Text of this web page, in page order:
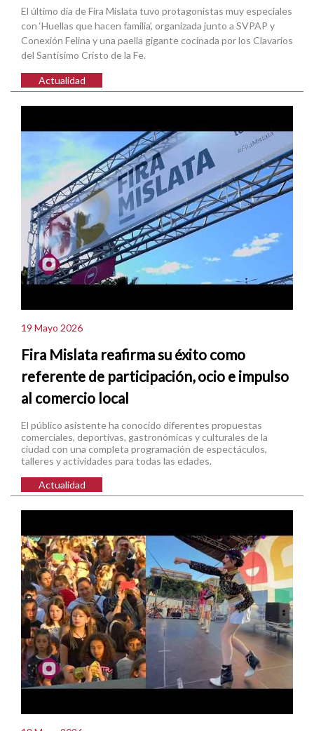
El último día de Fira Mislata tuvo protagonistas muy especiales
con ‘Huellas que hacen familia’, organizada junto a SVPAP y
Conexión Felina y una paella gigante cocinada por los Clavarios
del Santísimo Cristo de la Fe.
Actualidad
19 Mayo 2026
Fira Mislata reafirma su éxito como
referente de participación, ocio e impulso
al comercio local
El público asistente ha conocido diferentes propuestas
comerciales, deportivas, gastronómicas y culturales de la
ciudad con una completa programación de espectáculos,
talleres y actividades para todas las edades.
Actualidad